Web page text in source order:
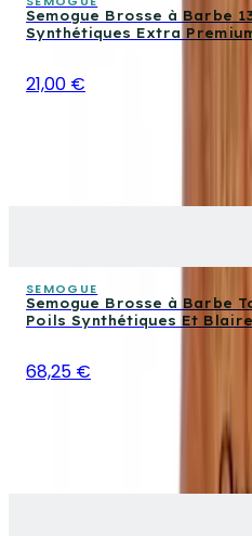
Semogue Brosse à Barbe
Synthétiques Extra
21,00 €
SEMOGUE
Semogue Brosse à Barbe
Poils Synthétiques Et
68,25 €